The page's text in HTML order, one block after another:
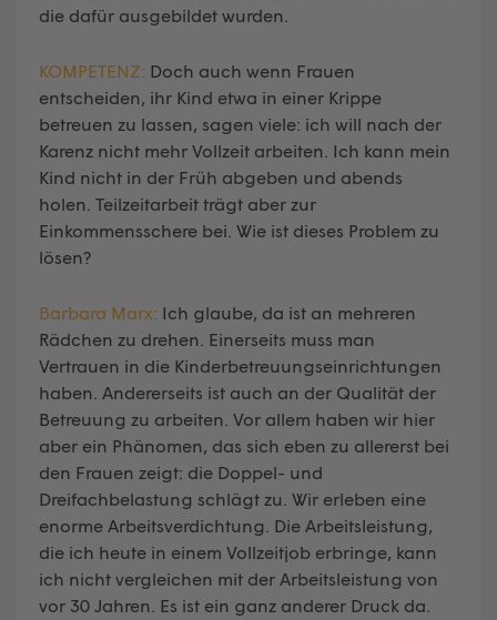
die dafür ausgebildet wurden.
KOMPETENZ: Doch auch wenn Frauen
entscheiden, ihr Kind etwa in einer Krippe
betreuen zu lassen, sagen viele: ich will nach der
Karenz nicht mehr Vollzeit arbeiten. Ich kann mein
Kind nicht in der Früh abgeben und abends
holen. Teilzeitarbeit trägt aber zur
Einkommensschere bei. Wie ist dieses Problem zu
lösen?
Barbara Marx: Ich glaube, da ist an mehreren
Rädchen zu drehen. Einerseits muss man
Vertrauen in die Kinderbetreuungseinrichtungen
haben. Andererseits ist auch an der Qualität der
Betreuung zu arbeiten. Vor allem haben wir hier
aber ein Phänomen, das sich eben zu allererst bei
den Frauen zeigt: die Doppel- und
Dreifachbelastung schlägt zu. Wir erleben eine
enorme Arbeitsverdichtung. Die Arbeitsleistung,
die ich heute in einem Vollzeitjob erbringe, kann
ich nicht vergleichen mit der Arbeitsleistung von
vor 30 Jahren. Es ist ein ganz anderer Druck da.